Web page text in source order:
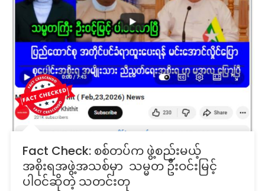
Fact Check: စစ်တပ်က ဖွဲ့စည်းမယ့်
အစိုးရအဖွဲ့အသစ်မှာ သမ္မတ ဦးဝင်းမြင့်
ပါဝင်ဆိုတဲ့ သတင်းတု